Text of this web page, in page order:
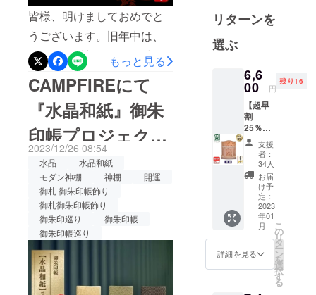
の「雲字」をプレゼント！
『雲型』モダン神棚のご支
援者様には、『屋久杉 開運
木札（七福宝船）』をプレ
ゼント！プロジェクトペー
ジURLhttps://camp-
fire.jp/projects/view/725339
より多くの方々に『神木 屋
久杉』モダン神棚をお届け
できように頑張りますの
で、SNSなどでの拡散にご
協力を頂けますと幸いで
す。【同時開催中のプロ
ジェクト】【水晶和紙】に
満願成就をご祈願！ 繰返し
皆様、明けましておめでと
うございます。旧年中は、
格別のご愛顧を賜り、誠に
ありがとうございました。
弊社の商品をお選び頂き、
心より感謝申し上げます。
本年も、皆様のご期待に添
えるよう、より一層の品質
向上とサービスの充実に努
めて参ります。【実施中プ
ロジェクト】【水晶和紙】
に満願成就をご祈願！ 繰返
しご愛用して頂ける一生モ
ノの御朱印帳https://camp-
fire.jp/projects/729453/❖神
もっと見る
CAMPFIREにて
『水晶和紙』御朱
印帳プロジェクト
公開！
2023/12/26 08:54
水晶
水晶和紙
モダン神棚
神棚
開運
御札 御朱印帳飾り
御札御朱印帳飾り
御朱印巡り
御朱印帳
御朱印帳巡り
多くの工房
方々に協賛
命です。
多くの方に
価値ある差
別化された
商品をご紹
介させて頂
き！ ご理解
とご支援を
頂ければ幸
いです。
リターンを
選ぶ
6,6
00 円
残り16
【超早
割
25％】
神木屋
久杉・
神明鳥
居（コ
ンパク
ト） 50
社限定
★提供
付き★
割引
25%OF
F コー
ス 定価
支援
者：
34人
お届
け予
定：
2023
年01
月
詳細を見る
こ
の
リ
タ
ー
ン
を
選
択
す
る